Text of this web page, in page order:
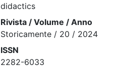
didactics
Rivista / Volume / Anno
Storicamente / 20 / 2024
ISSN
2282-6033